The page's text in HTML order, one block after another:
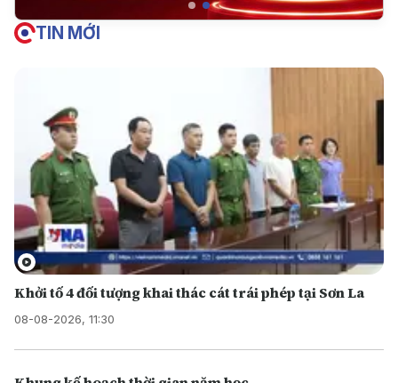
TIN MỚI
Khởi tố 4 đối tượng khai thác cát trái phép tại Sơn La
08-08-2026, 11:30